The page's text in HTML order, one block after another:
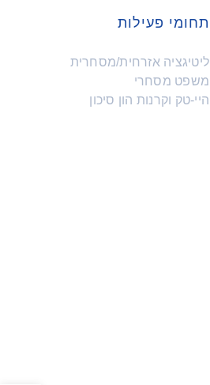
תחומי פעילות
ליטיגציה אזרחית/מסחרית
משפט מסחרי
היי-טק וקרנות הון סיכון